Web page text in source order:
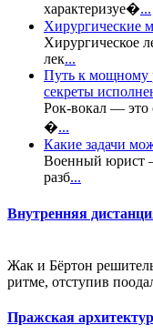
характеризуе�...
Хирургические
Хирургическое
лек...
Путь к мощному
секреты
Рок-вокал — это
�...
Какие задачи
Военный юрист
разб...
Внутренняя
Жак и Бёртон
ритме, отступив
Пражская